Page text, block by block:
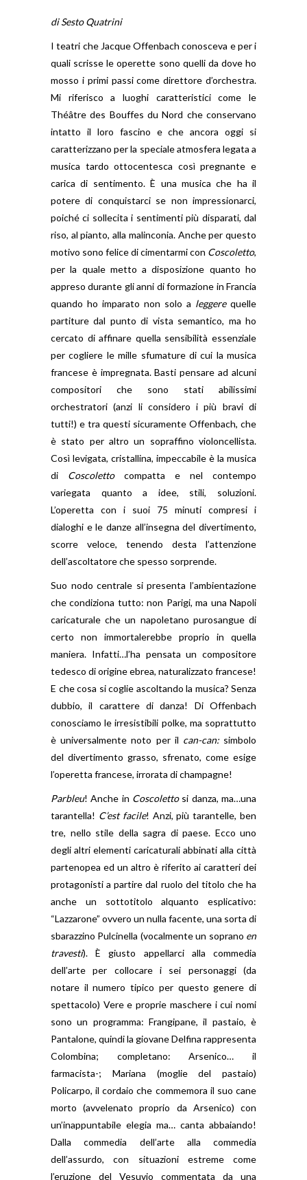
di Sesto Quatrini
I teatri che Jacque Offenbach conosceva e per i
quali scrisse le operette sono quelli da dove ho
mosso i primi passi come direttore d’orchestra.
Mi riferisco a luoghi caratteristici come le
Théâtre des Bouffes du Nord che conservano
intatto il loro fascino e che ancora oggi si
caratterizzano per la speciale atmosfera legata a
musica tardo ottocentesca così pregnante e
carica di sentimento. È una musica che ha il
potere di conquistarci se non impressionarci,
poiché ci sollecita i sentimenti più disparati, dal
riso, al pianto, alla malinconia. Anche per questo
motivo sono felice di cimentarmi con Coscoletto,
per la quale metto a disposizione quanto ho
appreso durante gli anni di formazione in Francia
quando ho imparato non solo a leggere quelle
partiture dal punto di vista semantico, ma ho
cercato di affinare quella sensibilità essenziale
per cogliere le mille sfumature di cui la musica
francese è impregnata. Basti pensare ad alcuni
compositori che sono stati abilissimi
orchestratori (anzi li considero i più bravi di
tutti!) e tra questi sicuramente Offenbach, che
è stato per altro un sopraffino violoncellista.
Così levigata, cristallina, impeccabile è la musica
di Coscolettocompatta e nel contempo
variegata quanto a idee, stili, soluzioni.
L’operetta con i suoi 75 minuti compresi i
dialoghi e le danze all’insegna del divertimento,
scorre veloce, tenendo desta l’attenzione
dell’ascoltatore che spesso sorprende.
Suo nodo centrale si presenta l’ambientazione
che condiziona tutto: non Parigi, ma una Napoli
caricaturale che un napoletano purosangue di
certo non immortalerebbe proprio in quella
maniera. Infatti…l’ha pensata un compositore
tedesco di origine ebrea, naturalizzato francese!
E che cosa si coglie ascoltando la musica? Senza
dubbio, il carattere di danza! Di Offenbach
conosciamo le irresistibili polke, ma soprattutto
è universalmente noto per il can-can:simbolo
del divertimento grasso, sfrenato, come esige
l’operetta francese, irrorata di champagne!
Parbleu! Anche in Coscolettosi danza, ma…una
tarantella! C’est facile! Anzi, più tarantelle, ben
tre, nello stile della sagra di paese. Ecco uno
degli altri elementi caricaturali abbinati alla città
partenopea ed un altro è riferito ai caratteri dei
protagonisti a partire dal ruolo del titolo che ha
anche un sottotitolo alquanto esplicativo:
“Lazzarone” ovvero un nulla facente, una sorta di
sbarazzino Pulcinella (vocalmente un soprano en
travesti). È giusto appellarci alla commedia
dell’arte per collocare i sei personaggi (da
notare il numero tipico per questo genere di
spettacolo) Vere e proprie maschere i cui nomi
sono un programma: Frangipane, il pastaio, è
Pantalone, quindi la giovane Delfina rappresenta
Colombina; completano: Arsenico… il
farmacista-; Mariana (moglie del pastaio)
Policarpo, il cordaio che commemora il suo cane
morto (avvelenato proprio da Arsenico) con
un’inappuntabile elegia ma… canta abbaiando!
Dalla commedia dell’arte alla commedia
dell’assurdo, con situazioni estreme come
l’eruzione del Vesuvio commentata da una